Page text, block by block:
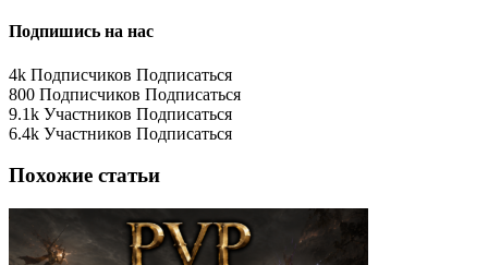
Подпишись на нас
4k Подписчиков Подписаться
800 Подписчиков Подписаться
9.1k Участников Подписаться
6.4k Участников Подписаться
Похожие статьи